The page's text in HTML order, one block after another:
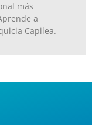
más
a
Capilea.